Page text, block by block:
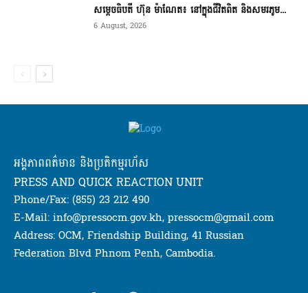
សម្តេចធិបតី ហ៊ុន ម៉ាណែត៖ នៅក្នុងជីវិតពិត និងសមរភូម...
6 August, 2026
អង្គភាពពត៌មាន និងប្រតិកម្មរហ័ស
PRESS AND QUICK REACTION UNIT
Phone/Fax: (855) 23 212 490
E-Mail: info@pressocm.gov.kh, pressocm@gmail.com
Address: OCM, Friendship Building, 41 Russian
Federation Blvd Phnom Penh, Cambodia.